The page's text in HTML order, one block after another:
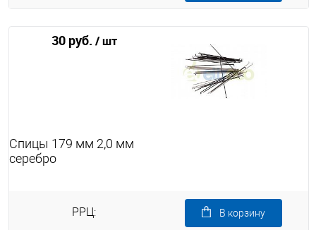
30 руб. / шт
Спицы 179 мм 2,0 мм
серебро
РРЦ: В корзину